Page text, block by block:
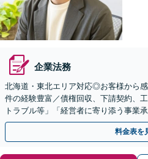
企業法務
北海道・東北エリア対応◎お客様から
件の経験豊富／債権回収、下請契約、
トラブル等」「経営者に寄り添う事業
を含め総合的アドバイス」顧問契約／
料金表を